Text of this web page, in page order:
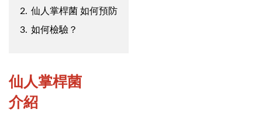
2. 仙人掌桿菌 如何預防
3. 如何檢驗？
仙人掌桿菌
介紹